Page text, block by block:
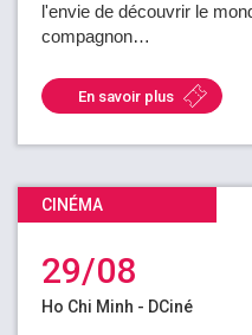
l'envie de découvrir le
compagnon…
En savoir plus
CINÉMA
29/08
Ho Chi Minh - DCiné